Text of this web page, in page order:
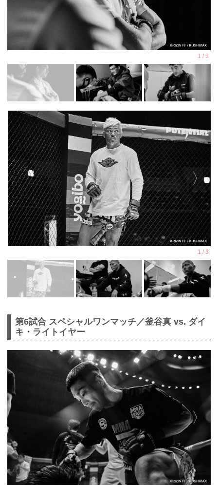
第6試合 スペシャルワンマッチ／釜谷真 vs. ダイ
キ・ライトイヤー